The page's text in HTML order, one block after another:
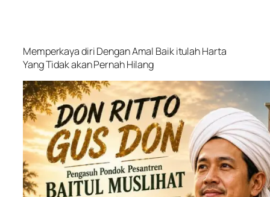
Memperkaya diri Dengan Amal Baik itulah Harta
Yang Tidak akan Pernah Hilang